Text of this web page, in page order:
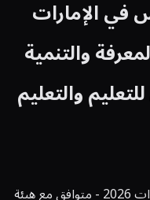
في الإمارات
والتنمية
والتعليم
أفضل برامج إدارة المدارس في الإمارات 2026 - متوافق مع هيئة